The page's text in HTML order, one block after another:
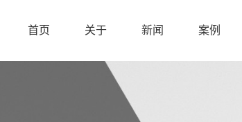
首页
关于
新闻
案例